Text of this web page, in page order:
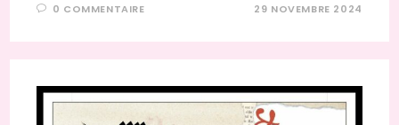
0 COMMENTAIRE 29 NOVEMBRE 2024